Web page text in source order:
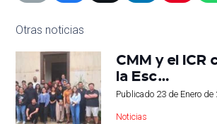
Otras noticias
CMM y el ICR
la Esc…
Publicado 23 de Enero de
Noticias